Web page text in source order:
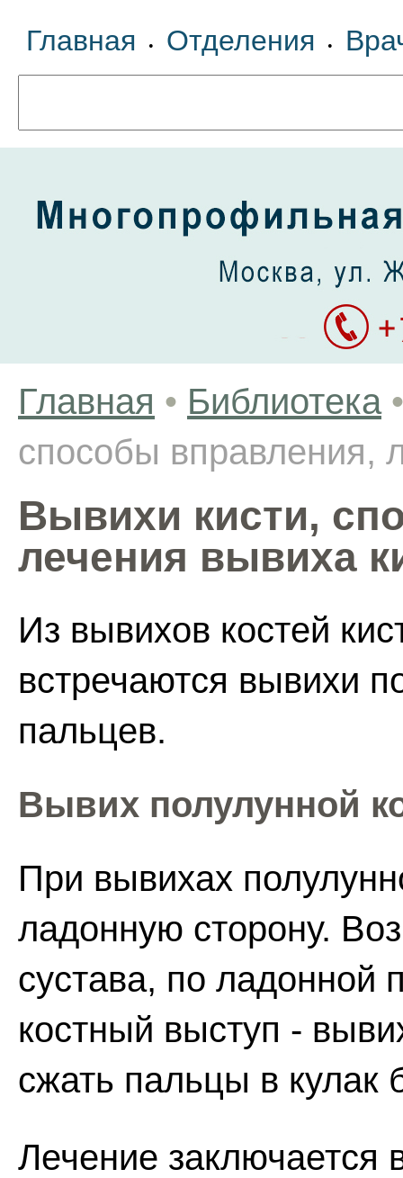
Главная • Отделения •
Главная • Библиотека •
способы вправления,
Вывихи кисти,
лечения вывиха
Из вывихов костей
встречаются вывихи
пальцев.
Вывих полулунной
При вывихах
ладонную сторону.
сустава, по ладонной
костный выступ -
сжать пальцы в кулак
Лечение заключается